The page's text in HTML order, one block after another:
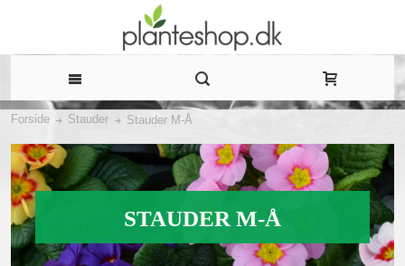
Forside Stauder Stauder M-Å
STAUDER M-Å